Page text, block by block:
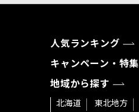
人気ランキング
キャンペーン・特集
地域から探す
北海道 東北地方